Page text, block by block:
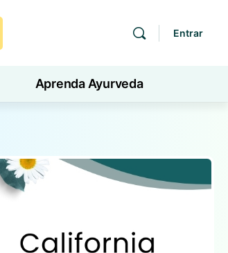
Entrar
Aprenda Ayurveda